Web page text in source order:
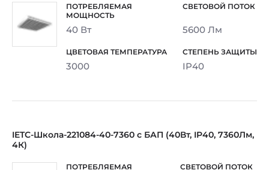
40 Вт 5600 Лм
3000 IP40
IETC-Школа-221084-40-7360 с БАП (40Вт, IP40, 7360Лм,
4К)